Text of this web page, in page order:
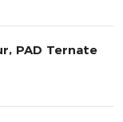
PAD Ternate